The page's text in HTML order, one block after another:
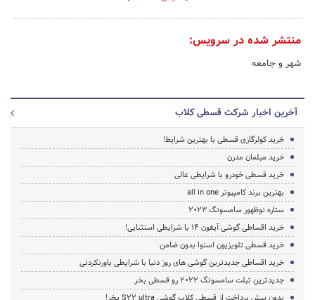
منتشر شده در سرویس:
شهر و جامعه
آخرین اخبار شرکت قسطی کلاب
خرید کولرگازی قسطی با بهترین شرایط!
خرید مبلمان مدرن
خرید قسطی خودرو با شرایطی عالی
بهترین برند کامپیوتر all in one
ستاره نوظهور سامسونگ 2023
خرید اقساطی گوشی آیفون 14 با شرایطی استثنایی!
خرید قسطی تلویزیون اسنوا بدون ضامن
خرید اقساطی جدیدترین گوشی های روز دنیا با شرایطی باورنکردنی
جدیدترین تبلت سامسونگ 2022 رو قسطی بخر